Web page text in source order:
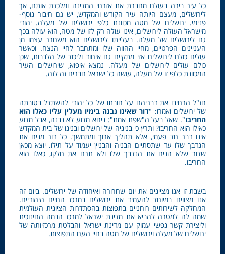
כל עיר בירה בעולם מחברת את אזרחי המדינה ומלכדת אותם, אך
לירושלים, מעצם היותה עיר הקודש והמקדש, יש גם חיבור נוסף-
פנימי. ירושלים של מטה מכוונת כלפי ירושלים של מעלה. יהודי
מישראל העולה לירושלים, אינו עולה רק לזו של מטה, הוא עולה בכך
גם לירושלים של מעלה. בעלייתו לירושלים הוא משחרר עצמו מן
העניינים הפרטיים, מחיי ההווה שלו ומתחבר לחיי הנצח. וכאשר
עולים כולם לירושלים אזי מתקיים גם איחוד וליכוד של הלבבות, שכן
כולם עולים לירושלים של מעלה. נמצא איפוא, שירושלים העיר
המכוונת כלפי זו של מעלה, עושה כל ישראל חברים זה לזה.
חז"ל הרחיבו את דבריהם על חובתו של כל יהודי להשתדל בטובתה
של ירושלים ואמרו: "דור שאינו נבנה בימיו מעלין עליו כאלו הוא
החריבו". שאל בעל ה"שפת אמת": ניחא מדוע לא נבנה, אבל מדוע
כאילו הוא החריבו? ותרץ כי בניניה של ירושלים ובנינו של בית המקדש
אינו דבר חד פעמי, אלא תהליך ארוך ומתמשך. כל דור מניח את
הנדבך שלו עד שתסתיים הבניה והבניין יעמוד על תילו. יוצא מכאן
שדור שלא הניח את הנדבך שלו ולא תרם את חלקו, כאלו הוא
החריבו.
בשבת זו אנו מציינים את יום שחרורה ואיחודה של ירושלים. ביום זה
אנו מצווים במיוחד להעמיד את ירושלים במרכז החיים היהודיים.
המחלקה לשירותים רוחניים בתפוצות בהסתדרות הציונית העולמית
שמה לה למטרה להביא את מדינת ישראל למרכז הבמה החינוכית
וליצירת קשר נפשי עמוק עם מדינת ישראל והבלטת מרכזיותה של
ירושלים של מעלה וירושלים של מטה בחיי העם התפוצות.